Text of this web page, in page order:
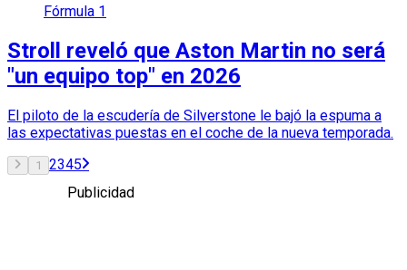
Fórmula 1
Stroll reveló que Aston Martin no será
"un equipo top" en 2026
El piloto de la escudería de Silverstone le bajó la espuma a
las expectativas puestas en el coche de la nueva temporada.
1 2345
Publicidad